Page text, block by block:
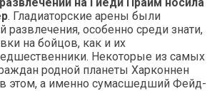
. Гладиаторские арены были
развлечения, особенно среди знати,
на бойцов, как и их
Некоторые из самых
родной планеты Харконнен
этом, а именно сумасшедший Фейд-